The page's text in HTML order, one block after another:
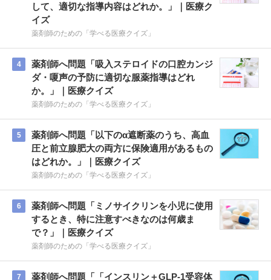
して、適切な指導内容はどれか。」｜医療ク
イズ
薬剤師のための「学べる医療クイズ」
4
薬剤師へ問題「吸入ステロイドの口腔カンジ
ダ・嗄声の予防に適切な服薬指導はどれ
か。」｜医療クイズ
薬剤師のための「学べる医療クイズ」
5
薬剤師へ問題「以下のα遮断薬のうち、高血
圧と前立腺肥大の両方に保険適用があるもの
はどれか。」｜医療クイズ
薬剤師のための「学べる医療クイズ」
6
薬剤師へ問題「ミノサイクリンを小児に使用
するとき、特に注意すべきなのは何歳ま
で？」｜医療クイズ
薬剤師のための「学べる医療クイズ」
7
薬剤師へ問題「「インスリン＋GLP-1受容体